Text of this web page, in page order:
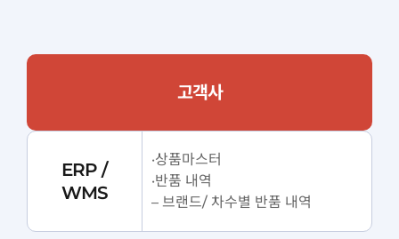
고객사
ERP /
WMS
·상품마스터
·반품 내역
– 브랜드/ 차수별 반품 내역